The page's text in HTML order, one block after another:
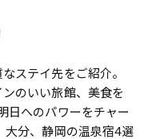
ステイ先をご紹介。
のいい旅館、美食を
日へのパワーをチャー
大分、静岡の温泉宿4選